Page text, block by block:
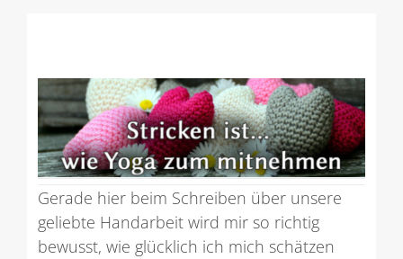
Gerade hier beim Schreiben über unsere
geliebte Handarbeit wird mir so richtig
bewusst, wie glücklich ich mich schätzen